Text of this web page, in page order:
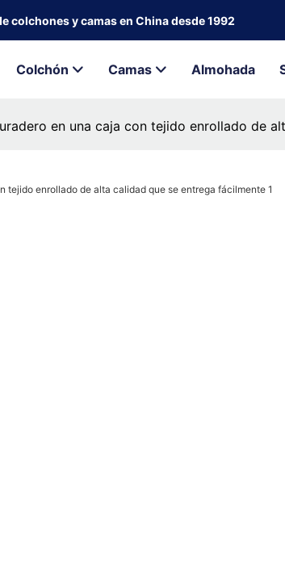
colchones y camas en China desde 1992
Colchón Camas Almohada
en una caja con tejido enrollado de